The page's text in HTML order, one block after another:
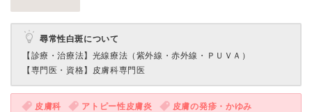
尋常性白斑について
【診療・治療法】 光線療法（紫外線・赤外線・ＰＵＶＡ）
【専門医・資格】 皮膚科専門医
皮膚科 アトピー性皮膚炎
皮膚の発疹・かゆみ